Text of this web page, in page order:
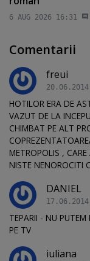
6 AUG 2026 16:31
Comentarii
freui
HOTILOR ERA DE
VAZUT DE LA
CHIMBAT PE ALT
METROPOLIS ,
NISTE NENOROCITI
DANIEL
TEPARII - NU PUTEM
PE TV
iuliana